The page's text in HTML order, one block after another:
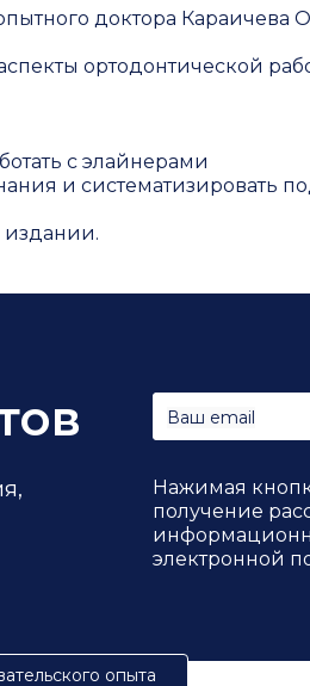
доктора Караичева
ортодонтической
с элайнерами
и систематизировать
издании.
Ваш email
Нажимая
получение
электронной
опыта